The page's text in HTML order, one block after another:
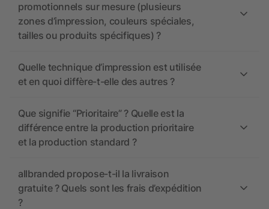
promotionnels sur mesure (plusieurs
zones d’impression, couleurs spéciales,
tailles ou produits spécifiques) ?
Quelle technique d’impression est utilisée
et en quoi diffère-t-elle des autres ?
Que signifie “Prioritaire” ? Quelle est la
différence entre la production prioritaire
et la production standard ?
allbranded propose-t-il la livraison
gratuite ? Quels sont les frais d’expédition
?